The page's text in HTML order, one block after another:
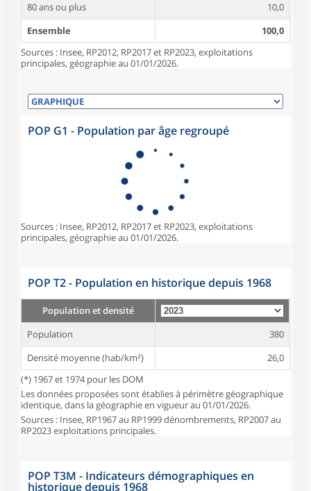
80 ans ou plus
10,0
Ensemble
100,0
Sources : Insee, RP2012, RP2017 et RP2023, exploitations
principales, géographie au 01/01/2026.
POP G1 - Population par âge regroupé
Sources : Insee, RP2012, RP2017 et RP2023, exploitations
principales, géographie au 01/01/2026.
POP T2 - Population en historique depuis 1968
Population et densité
Population
380
Densité moyenne (hab/km²)
26,0
(*) 1967 et 1974 pour les DOM
Les données proposées sont établies à périmètre géographique
identique, dans la géographie en vigueur au 01/01/2026.
Sources : Insee, RP1967 au RP1999 dénombrements, RP2007 au
RP2023 exploitations principales.
POP T3M - Indicateurs démographiques en
historique depuis 1968